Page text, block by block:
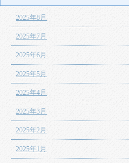
2025年8月
2025年7月
2025年6月
2025年5月
2025年4月
2025年3月
2025年2月
2025年1月